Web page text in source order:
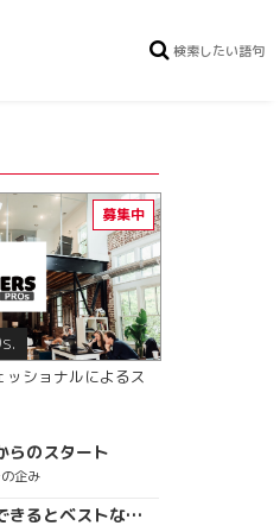
ショナルによるス
らのスタート
企み
どういう広報ができるとベストなのか